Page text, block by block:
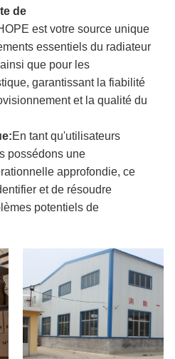
de
est votre source unique
essentiels du radiateur
que pour les
garantissant la fiabilité
et la qualité du
En tant qu'utilisateurs
possédons une
approfondie, ce
et de résoudre
potentiels de